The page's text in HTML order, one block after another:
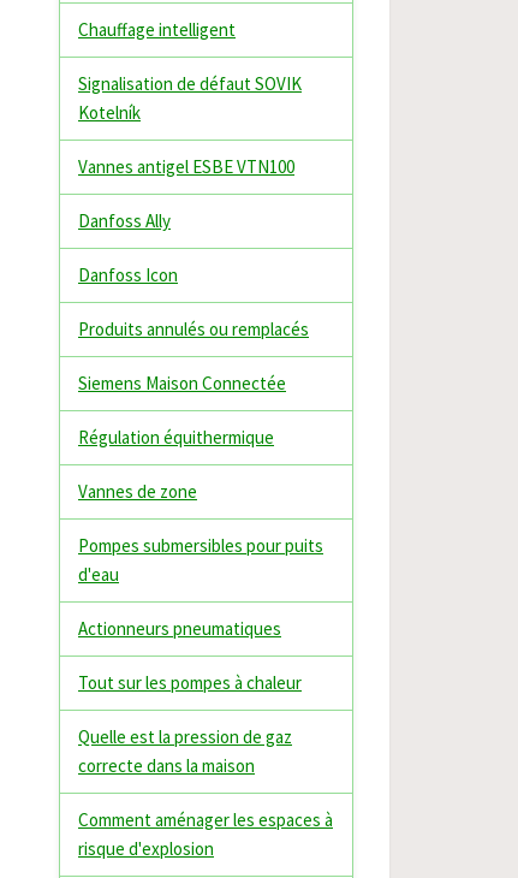
Chauffage intelligent
Signalisation de défaut SOVIK
Kotelník
Vannes antigel ESBE VTN100
Danfoss Ally
Danfoss Icon
Produits annulés ou remplacés
Siemens Maison Connectée
Régulation équithermique
Vannes de zone
Pompes submersibles pour puits
d'eau
Actionneurs pneumatiques
Tout sur les pompes à chaleur
Quelle est la pression de gaz
correcte dans la maison
Comment aménager les espaces à
risque d'explosion